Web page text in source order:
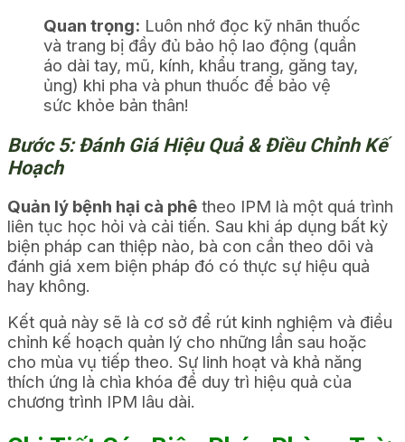
Quan trọng: Luôn nhớ đọc kỹ nhãn thuốc
và trang bị đầy đủ bảo hộ lao động (quần
áo dài tay, mũ, kính, khẩu trang, găng tay,
ủng) khi pha và phun thuốc để bảo vệ
sức khỏe bản thân!
Bước 5: Đánh Giá Hiệu Quả & Điều Chỉnh Kế
Hoạch
Quản lý bệnh hại cà phê theo IPM là một quá trình
liên tục học hỏi và cải tiến. Sau khi áp dụng bất kỳ
biện pháp can thiệp nào, bà con cần theo dõi và
đánh giá xem biện pháp đó có thực sự hiệu quả
hay không.
Kết quả này sẽ là cơ sở để rút kinh nghiệm và điều
chỉnh kế hoạch quản lý cho những lần sau hoặc
cho mùa vụ tiếp theo. Sự linh hoạt và khả năng
thích ứng là chìa khóa để duy trì hiệu quả của
chương trình IPM lâu dài.